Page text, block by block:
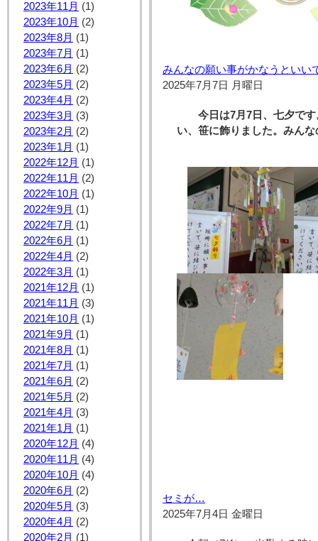
2023年11月 (1)
2023年10月 (2)
2023年8月 (1)
2023年7月 (1)
2023年6月 (2)
2023年5月 (2)
2023年4月 (2)
2023年3月 (3)
2023年2月 (2)
2023年1月 (1)
2022年12月 (1)
2022年11月 (2)
2022年10月 (1)
2022年9月 (1)
2022年7月 (1)
2022年6月 (1)
2022年4月 (2)
2022年3月 (1)
2021年12月 (1)
2021年11月 (3)
2021年10月 (1)
2021年9月 (1)
2021年8月 (1)
2021年7月 (1)
2021年6月 (2)
2021年5月 (2)
2021年4月 (3)
2021年1月 (1)
2020年12月 (4)
2020年11月 (4)
2020年10月 (4)
2020年6月 (2)
2020年5月 (3)
2020年4月 (2)
2020年2月 (1)
みんなの願い事がかなうといい
2025年7月7日 月曜日
今日は7月7日、七夕です
い、笹に飾りました。みんな
セミが…
2025年7月4日 金曜日